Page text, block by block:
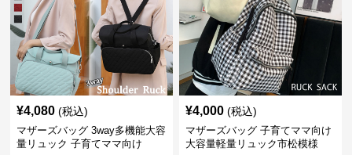
¥4,080 (税込)
マザーズバッグ 3way多機能大容
量リュック 子育てママ向け
¥4,000 (税込)
マザーズバッグ 子育てママ向け
大容量軽量リュック市松模様